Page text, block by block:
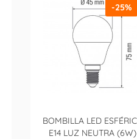
BOMBILLA LED
E14 LUZ NEUTRA (6W)
-25%